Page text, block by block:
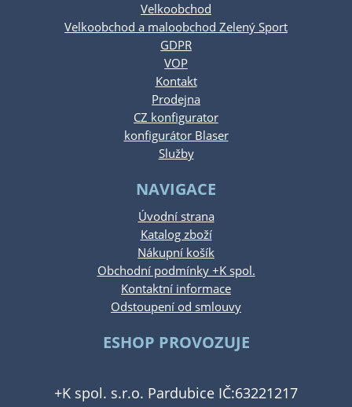
Velkoobchod
Velkoobchod a maloobchod Zelený Sport
GDPR
VOP
Kontakt
Prodejna
CZ konfigurator
konfigurátor Blaser
Služby
NAVIGACE
Úvodní strana
Katalog zboží
Nákupní košík
Obchodní podmínky +K spol.
Kontaktní informace
Odstoupení od smlouvy
ESHOP PROVOZUJE
+K spol. s.r.o. Pardubice IČ:63221217